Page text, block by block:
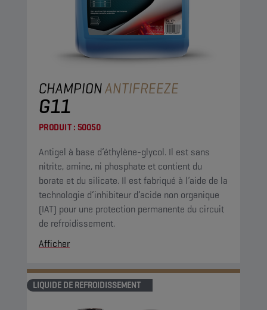
CHAMPIONANTIFREEZE
G11
PRODUIT : 50050
Antigel à base d’éthylène-glycol. Il est sans
nitrite, amine, ni phosphate et contient du
borate et du silicate. Il est fabriqué à l’aide de la
technologie d’inhibiteur d’acide non organique
(IAT) pour une protection permanente du circuit
de refroidissement.
Afficher
LIQUIDE DE REFROIDISSEMENT